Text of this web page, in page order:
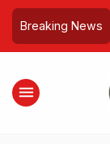
Breaking News
Masjid
31 Tewas dan
menu